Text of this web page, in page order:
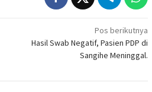
Pos berikutnya
Hasil Swab Negatif, Pasien PDP di
Sangihe Meninggal.